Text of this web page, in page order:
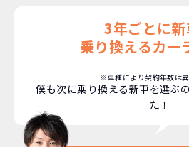
NORIDOKIは高残価
頭金不要で超低価格！憧れの
ます！
NORIDOKIなら短期リースで
に新車なので故障の心配があ
イフスタイルの変化にも
NORIDOKIなら頭金・ボーナ
金など一切不要！月々「定
いただくだけでご利用
3年ごとに新
乗り換えるカー
※車種により契約年数は
僕も次に乗り換える新車を選ぶ
た！